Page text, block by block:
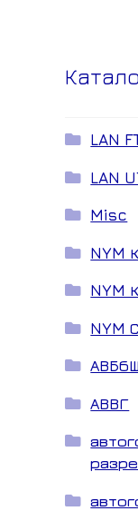
LAN
LAN
Misc
NYM
NYM
NYM
АВВГ